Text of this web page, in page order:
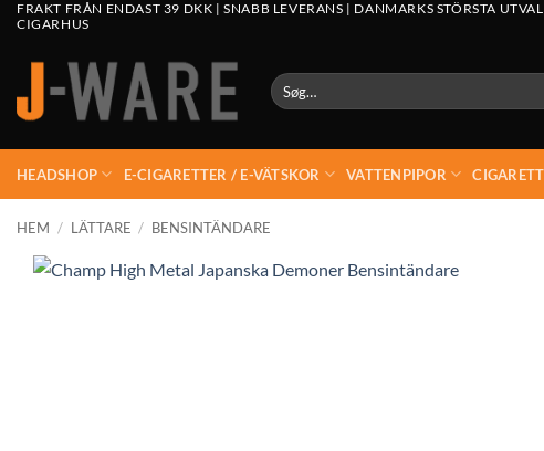
FRAKT FRÅN ENDAST 39 DKK | SNABB LEVERANS | DANMARKS STÖRSTA
CIGARHUS
Søg
efter:
HEADSHOP E-CIGARETTER / E-VÄTSKOR VATTENPIPOR
HEM / LÄTTARE / BENSINTÄNDARE